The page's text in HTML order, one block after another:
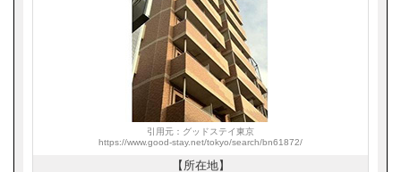
引用元：グッドステイ東京
https://www.good-stay.net/tokyo/search/bn61872/
【所在地】